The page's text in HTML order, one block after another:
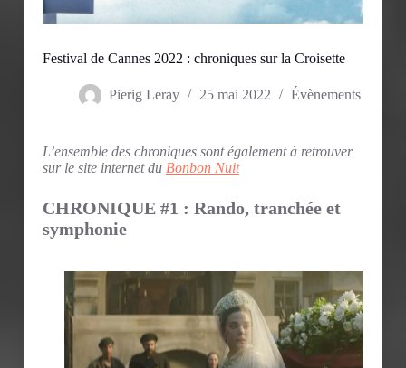
Festival de Cannes 2022 : chroniques sur la Croisette
Pierig Leray 25 mai 2022 Évènements
L’ensemble des chroniques sont également à retrouver
sur le site internet du Bonbon Nuit
CHRONIQUE #1 : Rando, tranchée et
symphonie